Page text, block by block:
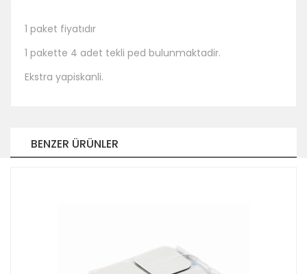
1 paket fiyatıdır
1 pakette 4 adet tekli ped bulunmaktadir.
Ekstra yapiskanli.
BENZER ÜRÜNLER